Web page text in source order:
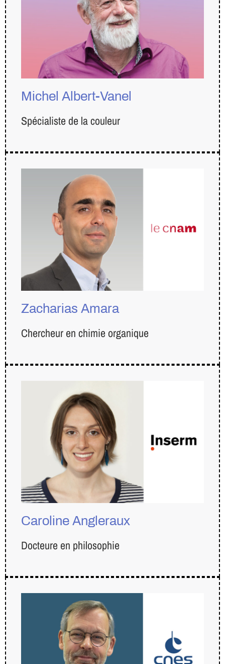
Michel Albert-Vanel
Spécialiste de la couleur
Zacharias Amara
Chercheur en chimie organique
Caroline Angleraux
Docteure en philosophie